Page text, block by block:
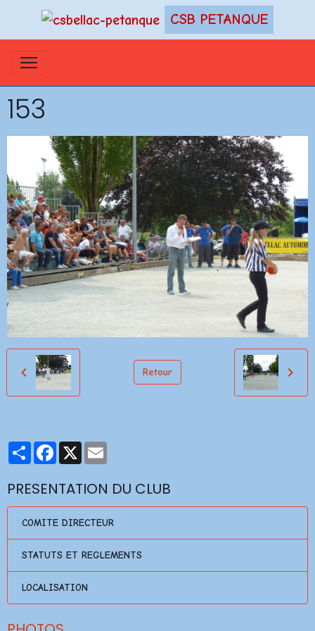
CSB PETANQUE
153
Retour
PartagerFacebook
X
PRESENTATION DU CLUB
COMITE DIRECTEUR
STATUTS ET REGLEMENTS
LOCALISATION